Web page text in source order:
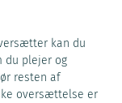
kan du
du plejer og
resten af
oversættelse er